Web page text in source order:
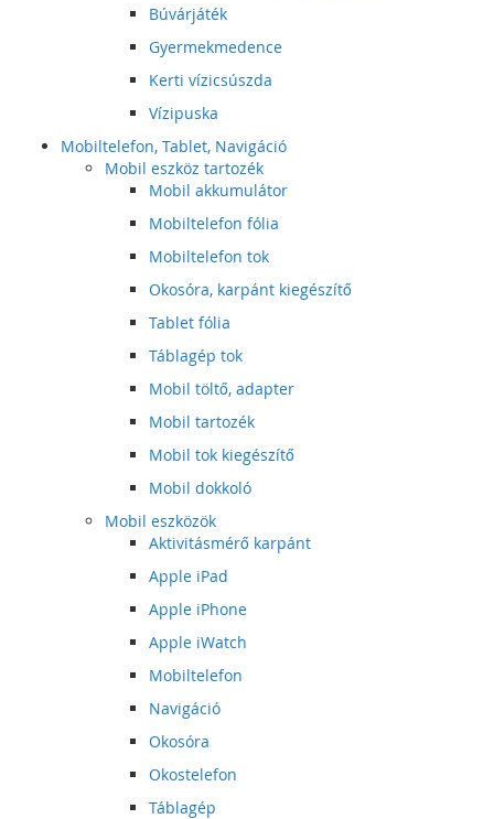
Búvárjáték
Gyermekmedence
Kerti vízicsúszda
Vízipuska
Mobiltelefon, Tablet, Navigáció
Mobil eszköz tartozék
Mobil akkumulátor
Mobiltelefon fólia
Mobiltelefon tok
Okosóra, karpánt kiegészítő
Tablet fólia
Táblagép tok
Mobil töltő, adapter
Mobil tartozék
Mobil tok kiegészítő
Mobil dokkoló
Mobil eszközök
Aktivitásmérő karpánt
Apple iPad
Apple iPhone
Apple iWatch
Mobiltelefon
Navigáció
Okosóra
Okostelefon
Táblagép